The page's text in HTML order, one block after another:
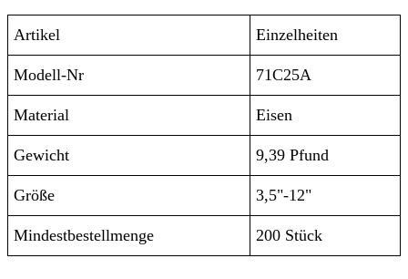
Artikel Einzelheiten
Modell-Nr 71C25A
Material Eisen
Gewicht 9,39 Pfund
Größe 3,5"-12"
Mindestbestellmenge 200 Stück